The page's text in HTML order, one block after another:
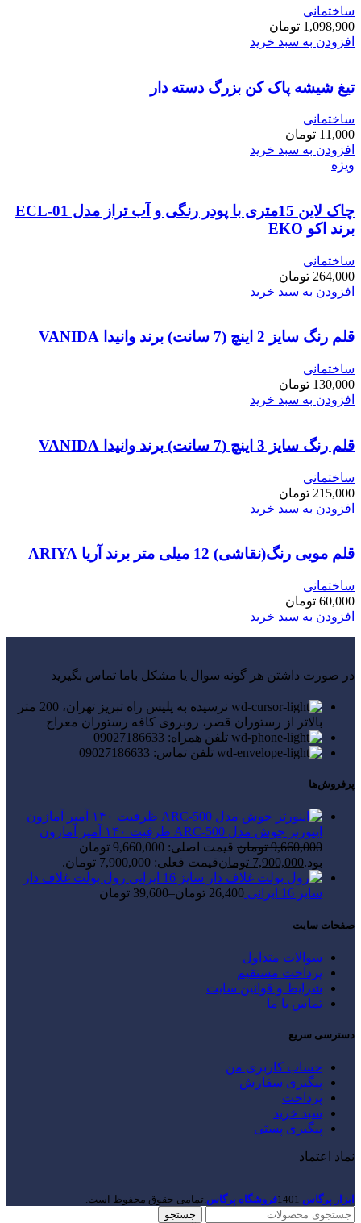
ساختمانی
1,098,900 تومان
افزودن به سبد خرید
تیغ شیشه پاک کن بزرگ دسته دار
ساختمانی
11,000 تومان
افزودن به سبد خرید
ویژه
چاک لاین 15متری با پودر رنگی و آب تراز مدل ECL-01
برند اکو EKO
ساختمانی
264,000 تومان
افزودن به سبد خرید
قلم رنگ سایز 2 اینچ (7 سانت) برند وانیدا VANIDA
ساختمانی
130,000 تومان
افزودن به سبد خرید
قلم رنگ سایز 3 اینچ (7 سانت) برند وانیدا VANIDA
ساختمانی
215,000 تومان
افزودن به سبد خرید
قلم مویی رنگ(نقاشی) 12 میلی متر برند آریا ARIYA
ساختمانی
60,000 تومان
افزودن به سبد خرید
در صورت داشتن هر گونه سوال یا مشکل باما تماس بگیرید
نرسیده به پلیس راه تبریز تهران، 200 متر
بالاتر از رستوران قصر، روبروی کافه رستوران معراج
تلفن همراه: 09027186633
تلفن تماس: 09027186633
پرفروش‌ها
اینورتر جوش مدل ARC-500 ظرفیت ۱۴۰ آمپر آمازون
9,660,000 تومان
قیمت اصلی: 9,660,000 تومان
بود.7,900,000 تومانقیمت فعلی: 7,900,000 تومان.
رول بولت غلاف دار
سایز 16 ایرانی
26,400 تومان–
39,600 تومان
صفحات سایت
سوالات متداول
پرداخت مستقیم
شرایط و قوانین سایت
تماس با ما
دسترسی سریع
حساب کاربری من
پیگیری سفارش
پرداخت
سبد خرید
پیگیری پستی
نماد اعتماد
ابزار پرگاس 1401فروشگاه پرگاس.تمامی حقوق محفوظ است.
جستجو